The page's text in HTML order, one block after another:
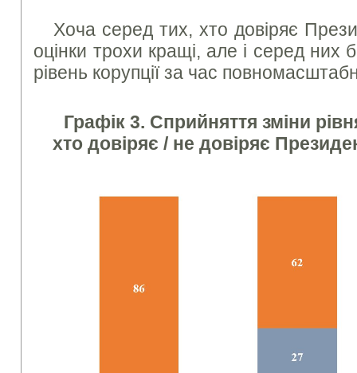
Хоча серед тих, хто довіряє
оцінки трохи кращі, але і серед них
рівень корупції за час
Графік 3. Сприйняття зміни
хто довіряє / не довіряє